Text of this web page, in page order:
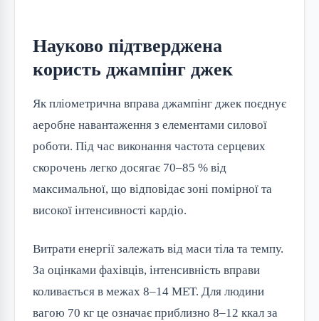
Науково підтверджена
користь джампінг джек
Як пліометрична вправа джампінг джек поєднує
аеробне навантаження з елементами силової
роботи. Під час виконання частота серцевих
скорочень легко досягає 70–85 % від
максимальної, що відповідає зоні помірної та
високої інтенсивності кардіо.
Витрати енергії залежать від маси тіла та темпу.
За оцінками фахівців, інтенсивність вправи
коливається в межах 8–14 MET. Для людини
вагою 70 кг це означає приблизно 8–12 ккал за